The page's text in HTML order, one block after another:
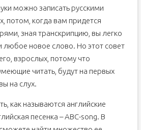
можно записать русскими
потом, когда вам придется
зная транскрипцию, вы легко
любое новое слово. Но этот совет
взрослых, потому что
читать, будут на первых
на слух.
как называются английские
песенка – ABC-song. В